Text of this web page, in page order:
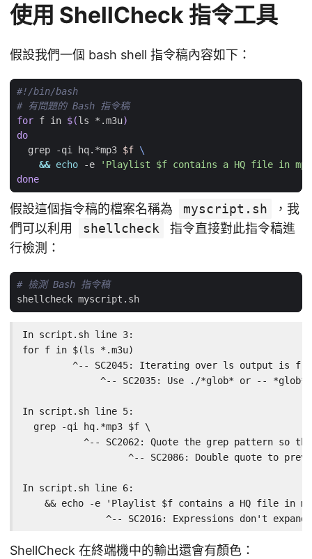
使用 ShellCheck 指令工具
假設我們一個 bash shell 指令稿內容如下：
# 有問題的 Bash 指令稿
for f in $(ls *.m3u)
do
  grep -qi hq.*mp3
$f
&& echo -e
'Playlist $f contains a HQ file in
done
假設這個指令稿的檔案名稱為 myscript.sh
，我
們可以利用
shellcheck
指令直接對此指令稿進
行檢測：
# 檢測 Bash 指令稿
In script.sh line 3:
for f in $(ls *.m3u)
^-- SC2045: Iterating over ls output is
^-- SC2035: Use ./*glob* or --
In script.sh line 5:
  grep -qi hq.*mp3 $f \
^-- SC2062: Quote the grep pattern so
^-- SC2086: Double quote to
In script.sh line 6:
&& echo -e 'Playlist $f contains a HQ file in
^-- SC2016: Expressions don't
ShellCheck 在終端機中的輸出還會有顏色：